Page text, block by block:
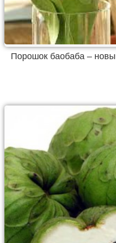
Порошок баобаба –